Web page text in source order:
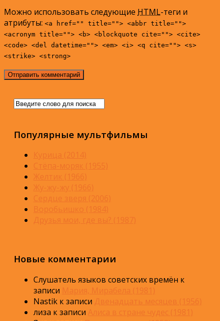
Можно использовать следующие HTML-теги и
атрибуты: <a href="" title=""> <abbr title="">
<acronym title=""> <b> <blockquote cite=""> <cite>
<code> <del datetime=""> <em> <i> <q cite=""> <s>
<strike> <strong>
Популярные мультфильмы
Курица (2014)
Стёпа-моряк (1955)
Желтик (1966)
Жу-жу-жу (1966)
Сердце зверя (2006)
Воробьишко (1984)
Друзья мои, где вы? (1987)
Новые комментарии
Слушатель языков советских времён к
записи Мария, Мирабела (1981)
Nastik к записи Двенадцать месяцев (1956)
лиза к записи Алиса в стране чудес (1981)